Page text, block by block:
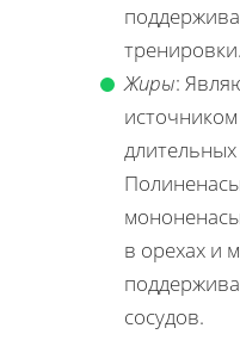
тренировки.
Жиры:
длительных
в орехах и
сосудов.